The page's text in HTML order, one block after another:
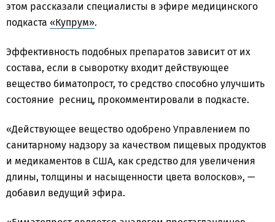
этом рассказали специалисты в эфире медицинского
подкаста «Купрум».
Эффективность подобных препаратов зависит от их
состава, если в сыворотку входит действующее
вещество биматопрост, то средство способно улучшить
состояние ресниц, прокомментировали в подкасте.
«Действующее вещество одобрено Управлением по
санитарному надзору за качеством пищевых продуктов
и медикаментов в США, как средство для увеличения
длины, толщины и насыщенности цвета волосков», —
добавил ведущий эфира.